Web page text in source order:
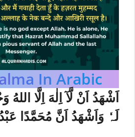
In Arabic
اَشْهَدُ اَنْ لَّآ اِلٰهَ اِلَّا
لَہٗ وَاَشْهَدُ اَنَّ مُحَمَّدًا